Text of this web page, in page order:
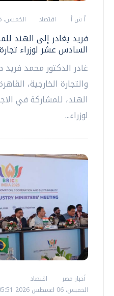
أ ش أ اقتصاد الخميس، 06 اغسطس 2026 06:13 م
فريد يغادر إلى الهند
السادس عشر لوزراء
غادر الدكتور محمد فريد
والتجارة الخارجية،
الهند، للمشاركة في
لوزراء...
أخبار مصر
اقتصاد
الخميس، 06 اغسطس 2026 05:51 م